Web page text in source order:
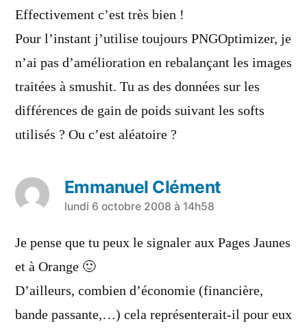
Effectivement c’est très bien !
Pour l’instant j’utilise toujours PNGOptimizer, je
n’ai pas d’amélioration en rebalançant les images
traitées à smushit. Tu as des données sur les
différences de gain de poids suivant les softs
utilisés ? Ou c’est aléatoire ?
Emmanuel Clément
a
dit :
lundi 6 octobre 2008 à 14h58
Je pense que tu peux le signaler aux Pages Jaunes
et à Orange 🙂
D’ailleurs, combien d’économie (financière,
bande passante,…) cela représenterait-il pour eux